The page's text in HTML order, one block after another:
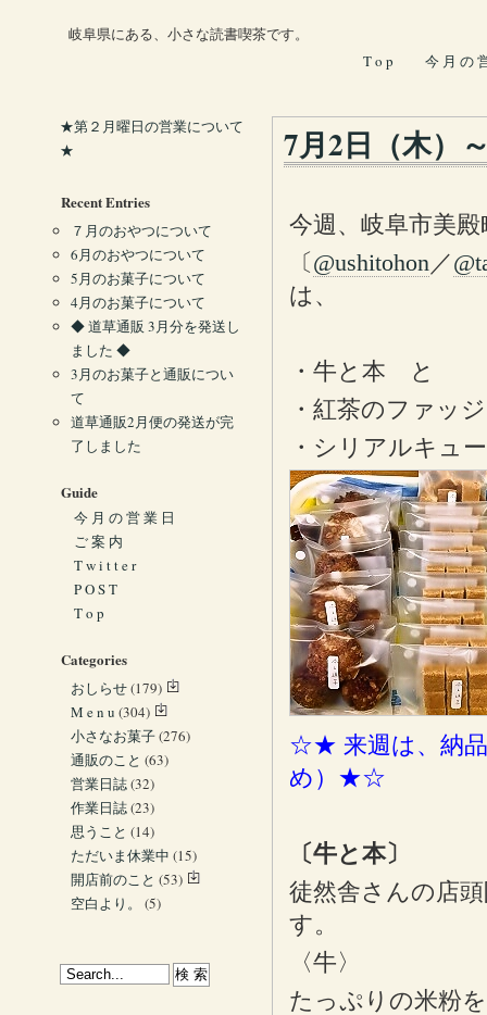
岐阜県にある、小さな読書喫茶です。
T o p
今 月 の
7月2日（木）
今週、岐阜市美
〔@ushitohon／
は、
・牛と本 と
・紅茶のファッ
・シリアルキュ
☆★ 来週は、納品
め）★☆
〔牛と本〕
徒然舎さんの店
す。
〈牛〉
たっぷりの米粉
★第２月曜日の営業について
★
Recent Entries
７月のおやつについて
6月のおやつについて
5月のお菓子について
4月のお菓子について
◆ 道草通販 3月分を発送し
ました ◆
3月のお菓子と通販につい
て
道草通販2月便の発送が完
了しました
Guide
今 月 の 営 業 日
ご 案 内
T w i t t e r
P O S T
T o p
Categories
おしらせ(179)
M e n u (304)
小さなお菓子(276)
通販のこと (63)
営業日誌(32)
作業日誌(23)
思うこと (14)
ただいま休業中 (15)
開店前のこと (53)
空白より。
(5)